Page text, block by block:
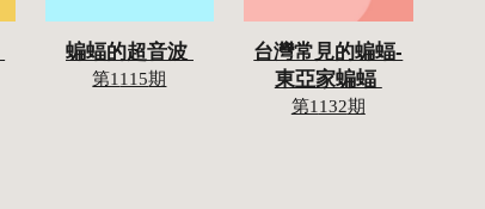
蝙蝠的超音波
第1115期
台灣常見的蝙蝠-
東亞家蝙蝠
第1132期